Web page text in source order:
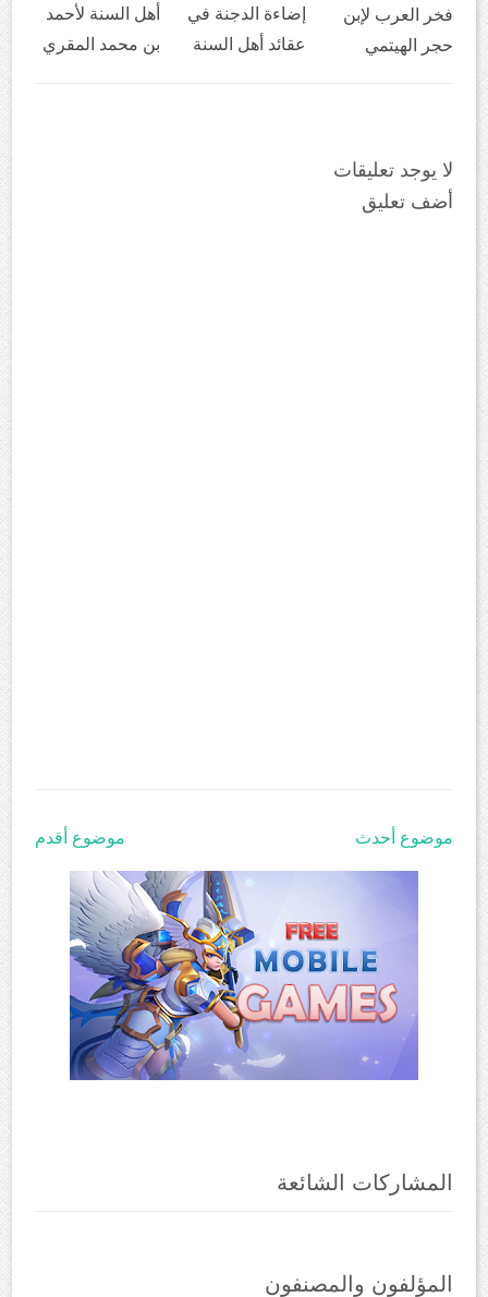
فخر العرب لإبن
حجر الهيتمي
إضاءة الدجنة في
عقائد أهل السنة
أهل السنة لأحمد
بن محمد المقري
لا يوجد تعليقات
أضف تعليق
موضوع أحدث موضوع أقدم
المشاركات الشائعة
المؤلفون والمصنفون